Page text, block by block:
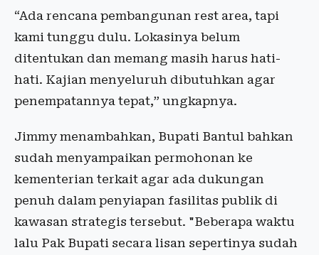
“Ada rencana pembangunan rest area, tapi
kami tunggu dulu. Lokasinya belum
ditentukan dan memang masih harus hati-
hati. Kajian menyeluruh dibutuhkan agar
penempatannya tepat,” ungkapnya.
Jimmy menambahkan, Bupati Bantul bahkan
sudah menyampaikan permohonan ke
kementerian terkait agar ada dukungan
penuh dalam penyiapan fasilitas publik di
kawasan strategis tersebut. "Beberapa waktu
lalu Pak Bupati secara lisan sepertinya sudah